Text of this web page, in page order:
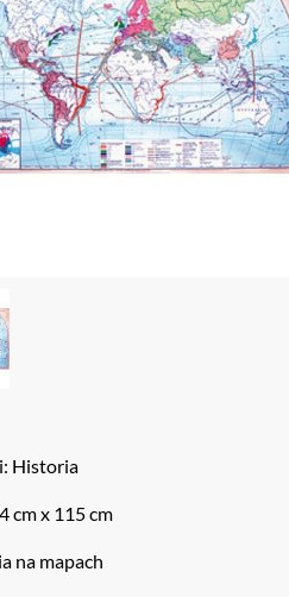
Historia
cm x 115 cm
na mapach